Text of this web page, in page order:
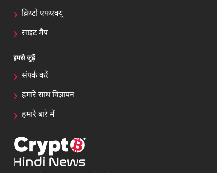
क्रिप्टो एफएक्यू
साइट मैप
हमसे जुड़ें
संपर्क करें
हमारे साथ विज्ञापन
हमारे बारे में